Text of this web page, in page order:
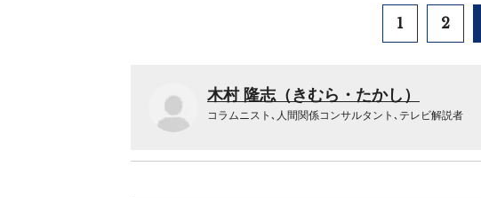
1 2
木村 隆志（きむら・たかし）
コラムニスト､人間関係コンサルタント､テレビ解説者